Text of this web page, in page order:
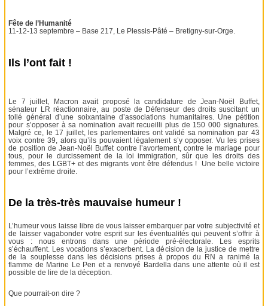
Fête de l’Humanité
11-12-13 septembre – Base 217, Le Plessis-Pâté – Bretigny-sur-Orge.
Ils l’ont fait !
Le 7 juillet, Macron avait proposé la candidature de Jean-Noël Buffet,
sénateur LR réactionnaire, au poste de Défenseur des droits suscitant un
tollé général d’une soixantaine d’associations humanitaires. Une pétition
pour s’opposer à sa nomination avait recueilli plus de 150 000 signatures.
Malgré ce, le 17 juillet, les parlementaires ont validé sa nomination par 43
voix contre 39, alors qu’ils pouvaient légalement s’y opposer. Vu les prises
de position de Jean-Noël Buffet contre l’avortement, contre le mariage pour
tous, pour le durcissement de la loi immigration, sûr que les droits des
femmes, des LGBT+ et des migrants vont être défendus ! Une belle victoire
pour l’extrême droite.
De la très-très mauvaise humeur !
L’humeur vous laisse libre de vous laisser embarquer par votre subjectivité et
de laisser vagabonder votre esprit sur les éventualités qui peuvent s’offrir à
vous : nous entrons dans une période pré-électorale. Les esprits
s’échauffent. Les vocations s’exacerbent. La décision de la justice de mettre
de la souplesse dans les décisions prises à propos du RN a ranimé la
flamme de Marine Le Pen et a renvoyé Bardella dans une attente où il est
possible de lire de la déception.
Que pourrait-on dire ?